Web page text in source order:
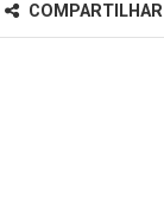
COMPARTILHAR